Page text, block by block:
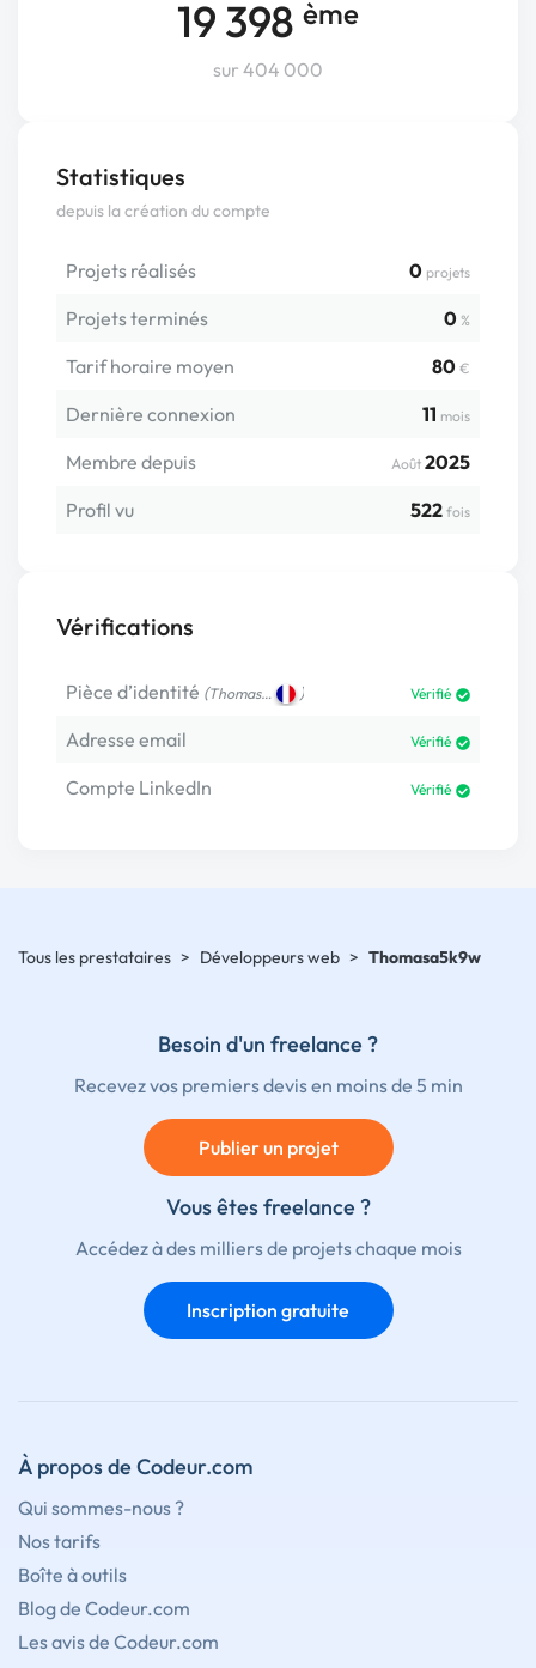
19 398 ème
sur 404 000
Statistiques
depuis la création du compte
Projets réalisés 0 projets
Projets terminés 0 %
Tarif horaire moyen 80 €
Dernière connexion 11 mois
Membre depuis Août 2025
Profil vu
522 fois
Vérifications
Pièce d’identité (Thomas… ) Vérifié
Adresse email Vérifié
Compte LinkedIn Vérifié
Tous les prestataires > Développeurs web > Thomasa5k9w
Besoin d'un freelance ?
Recevez vos premiers devis en moins de 5 min
Publier un projet
Vous êtes freelance ?
Accédez à des milliers de projets chaque mois
Inscription gratuite
À propos de Codeur.com
Qui sommes-nous ?
Nos tarifs
Boîte à outils
Blog de Codeur.com
Les avis de Codeur.com